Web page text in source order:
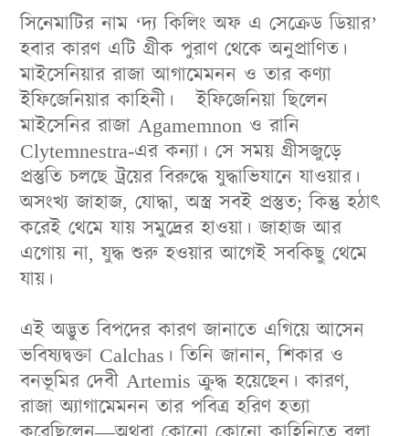
সিনেমাটির নাম ‘দ্য কিলিং অফ এ সেক্রেড ডিয়ার’
হবার কারণ এটি গ্রীক পুরাণ থেকে অনুপ্রাণিত।
মাইসেনিয়ার রাজা আগামেমনন ও তার কণ্যা
ইফিজেনিয়ার কাহিনী। ইফিজেনিয়া ছিলেন
মাইসেনির রাজা Agamemnon ও রানি
Clytemnestra-এর কন্যা। সে সময় গ্রীসজুড়ে
প্রস্তুতি চলছে ট্রয়ের বিরুদ্ধে যুদ্ধাভিযানে যাওয়ার।
অসংখ্য জাহাজ, যোদ্ধা, অস্ত্র সবই প্রস্তুত; কিন্তু হঠাৎ
করেই থেমে যায় সমুদ্রের হাওয়া। জাহাজ আর
এগোয় না, যুদ্ধ শুরু হওয়ার আগেই সবকিছু থেমে
যায়।
এই অদ্ভুত বিপদের কারণ জানাতে এগিয়ে আসেন
ভবিষ্যদ্বক্তা Calchas। তিনি জানান, শিকার ও
বনভূমির দেবী Artemis ক্রুদ্ধ হয়েছেন। কারণ,
রাজা অ্যাগামেমনন তার পবিত্র হরিণ হত্যা